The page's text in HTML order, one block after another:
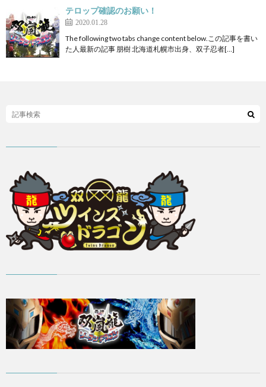
テロップ確認のお願い！
2020.01.28
The following two tabs change content below.この記事を書い
た人最新の記事 朋樹 北海道札幌市出身、双子忍者[…]